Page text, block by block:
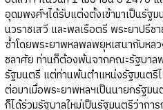
อุดมพงศ์ฯได้รับแต่งตั้งเข้ามาเป็นรัฐ
นวราชเสวี และพลเรือตรี พระยาปรีช
ซ้ำโดยพระยาพหลพลพยุหเสนากับหล
ชลาศัย ท่านก็ต้องพ้นจากคณะรัฐบาล
รัฐมนตรี แต่ท่านพ้นตำแหน่งรัฐมนตรีไ
ต่อมาเมื่อพระยาพหลฯเป็นนายกรัฐม
ก็ได้ร่วมรัฐบาลใหม่เป็นรัฐมนตรีว่ากา